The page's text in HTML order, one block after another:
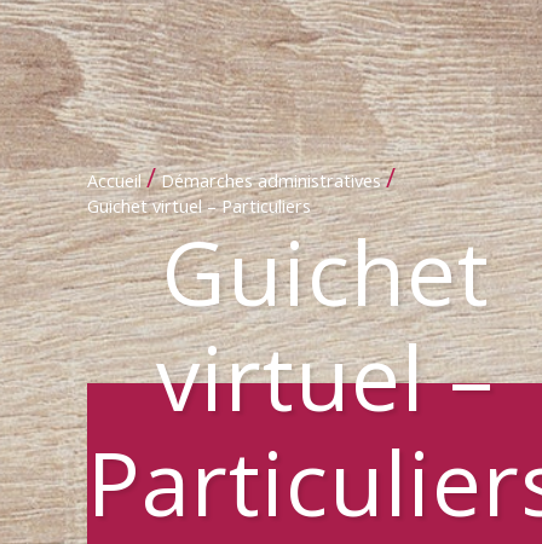
Accueil / Démarches administratives /
Guichet virtuel – Particuliers
Guichet
virtuel –